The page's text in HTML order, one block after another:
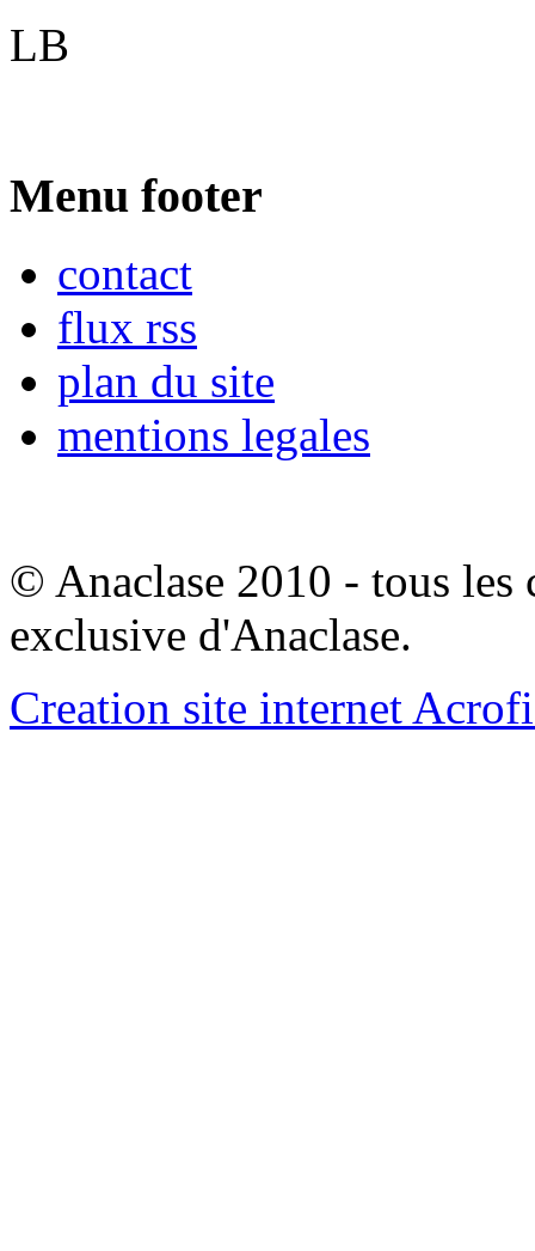
LB
Menu footer
contact
flux rss
plan du site
mentions legales
© Anaclase 2010 - tous les
exclusive d'Anaclase.
Creation site internet